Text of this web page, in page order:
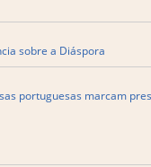
sobre a Diáspora
portuguesas marcam